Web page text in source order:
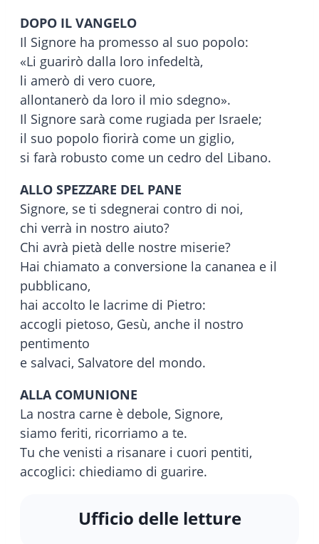
DOPO IL VANGELO
Il Signore ha promesso al suo popolo:
«Li guarirò dalla loro infedeltà,
li amerò di vero cuore,
allontanerò da loro il mio sdegno».
Il Signore sarà come rugiada per Israele;
il suo popolo fiorirà come un giglio,
si farà robusto come un cedro del Libano.
ALLO SPEZZARE DEL PANE
Signore, se ti sdegnerai contro di noi,
chi verrà in nostro aiuto?
Chi avrà pietà delle nostre miserie?
Hai chiamato a conversione la cananea e il
pubblicano,
hai accolto le lacrime di Pietro:
accogli pietoso, Gesù, anche il nostro
pentimento
e salvaci, Salvatore del mondo.
ALLA COMUNIONE
La nostra carne è debole, Signore,
siamo feriti, ricorriamo a te.
Tu che venisti a risanare i cuori pentiti,
accoglici: chiediamo di guarire.
Ufficio delle letture